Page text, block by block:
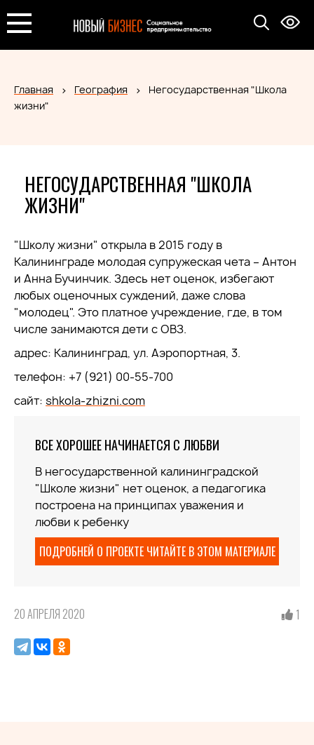
Главная География
Негосударственная "Школа
жизни"
НЕГОСУДАРСТВЕННАЯ "ШКОЛА
ЖИЗНИ"
"Школу жизни" открыла в 2015 году в
Калининграде молодая супружеская чета – Антон
и Анна Бучинчик. Здесь нет оценок, избегают
любых оценочных суждений, даже слова
"молодец". Это платное учреждение, где, в том
числе занимаются дети с ОВЗ.
адрес: Калининград, ул. Аэропортная, 3.
телефон: +7 (921) 00-55-700
сайт: shkola-zhizni.com
ВСЕ ХОРОШЕЕ НАЧИНАЕТСЯ С ЛЮБВИ
В негосударственной калининградской
"Школе жизни" нет оценок, а педагогика
построена на принципах уважения и
любви к ребенку
ПОДРОБНЕЙ О ПРОЕКТЕ ЧИТАЙТЕ В ЭТОМ МАТЕРИАЛЕ
20 АПРЕЛЯ 2020 1